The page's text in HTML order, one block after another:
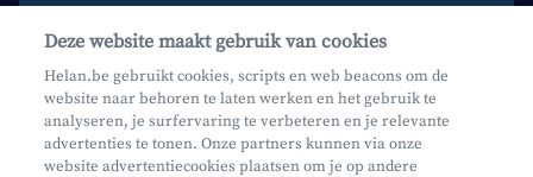
Maak een afspraak
Waar vind je ons?
Phishing
Deze website maakt gebruik van cookies
Helan.be gebruikt cookies, scripts en web beacons om de
website naar behoren te laten werken en het gebruik te
analyseren, je surfervaring te verbeteren en je relevante
advertenties te tonen. Onze partners kunnen via onze
website advertentiecookies plaatsen om je op andere